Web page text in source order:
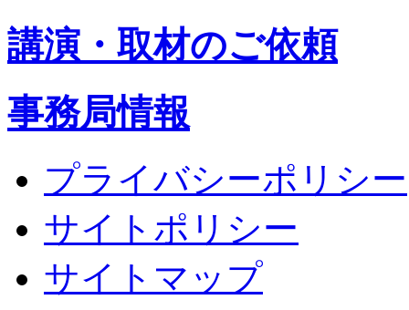
講演・取材のご依頼
事務局情報
プライバシーポリシー
サイトポリシー
サイトマップ